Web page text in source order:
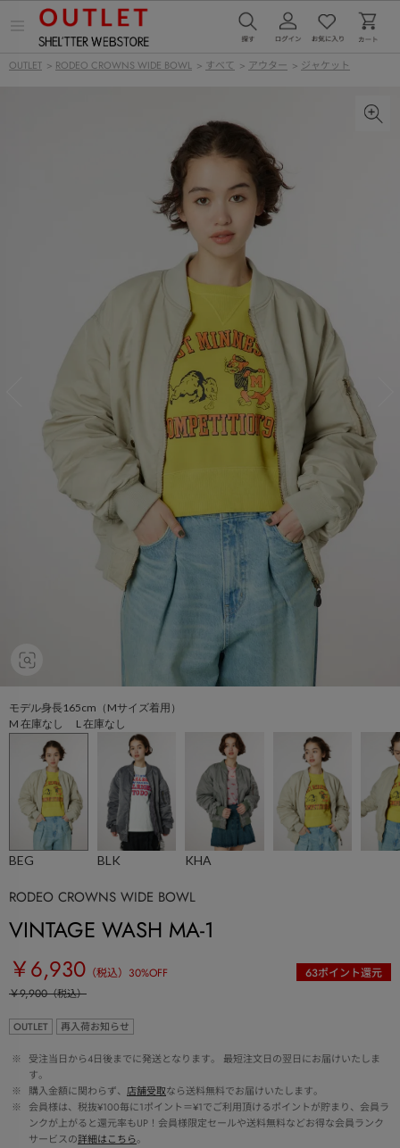
ー
OUTLET > RODEO CROWNS WIDE BOWL > すべて > アウター > ジャケット
モデル身長165cm（Mサイズ着用）
M 在庫なし L 在庫なし
BEG BLK KHA
RODEO CROWNS WIDE BOWL
VINTAGE WASH MA-1
￥6,930 （税込） 30%OFF 63ポイント還元
￥9,900（税込）
OUTLET 再入荷お知らせ
※
受注当日から4日後までに発送となります。 最短注文日の翌日にお届けいたしま
す。
※
購入金額に関わらず、 店舗受取なら送料無料でお届けいたします。
※
会員様は、税抜¥100毎に1ポイント＝¥1でご利用頂けるポイントが貯まり、会員ラ
ンクが上がると還元率もUP！会員様限定セールや送料無料などお得な会員ランク
サービスの詳細はこちら。